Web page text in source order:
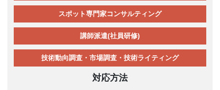
スポット専門家コンサルティング
講師派遣(社員研修)
技術動向調査・市場調査・技術ライティング
対応方法